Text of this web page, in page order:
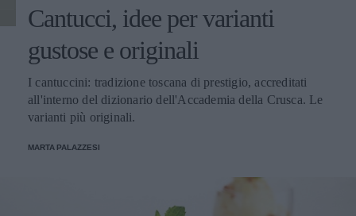
Cantucci, idee per varianti
gustose e originali
I cantuccini: tradizione toscana di prestigio, accreditati
all'interno del dizionario dell'Accademia della Crusca. Le
varianti più originali.
MARTA PALAZZESI